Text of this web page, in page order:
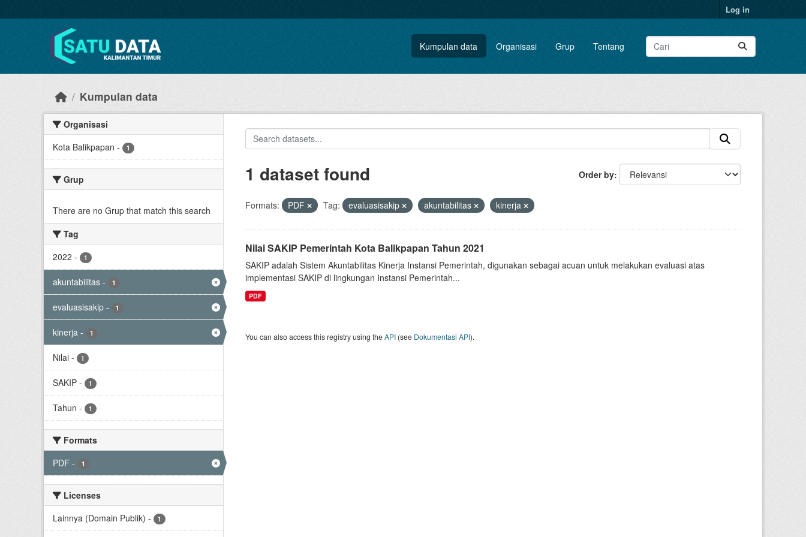
Log in
Kumpulan data Organisasi Grup Tentang
Kumpulan data
Organisasi
Kota Balikpapan - 1
Grup
There are no Grup that match this search
Tag
2022 - 1
akuntabilitas - 1
evaluasisakip - 1
kinerja - 1
Nilai - 1
SAKIP - 1
Tahun - 1
Formats
PDF - 1
Licenses
Lainnya (Domain Publik) - 1
Order by
1 dataset found
Formats: PDF Tag: evaluasisakip akuntabilitas kinerja
Nilai SAKIP Pemerintah Kota Balikpapan Tahun 2021
SAKIP adalah Sistem Akuntabilitas Kinerja Instansi Pemerintah, digunakan sebagai acuan untuk melakukan evaluasi atas
implementasi SAKIP di lingkungan Instansi Pemerintah...
PDF
You can also access this registry using theAPI(see Dokumentasi API).